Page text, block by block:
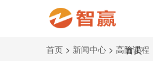
首页
首页 > 新闻中心 > 高阶课程